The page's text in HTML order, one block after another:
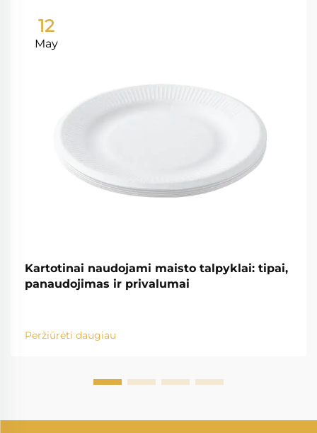
12
May
Kartotinai naudojami maisto talpyklai: tipai,
panaudojimas ir privalumai
Peržiūrėti daugiau